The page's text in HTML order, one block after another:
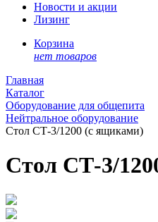
Новости и акции
Лизинг
Корзина
нет товаров
Главная
Каталог
Оборудование для общепита
Нейтральное оборудование
Стол СТ-3/1200 (с ящиками)
Стол СТ-3/